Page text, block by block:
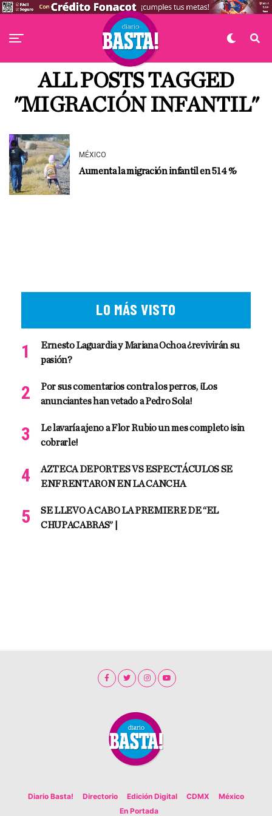
ALL POSTS TAGGED
"MIGRACIÓN INFANTIL"
MÉXICO
Aumenta la migración infantil en 514 %
LO MÁS VISTO
Ernesto Laguardia y Mariana Ochoa ¿revivirán su
pasión?
Por sus comentarios contra los perros, ¡Los
anunciantes han vetado a Pedro Sola!
Le lavaría ajeno a Flor Rubio un mes completo ¡sin
cobrarle!
AZTECA DEPORTES VS ESPECTÁCULOS SE
ENFRENTARON EN LA CANCHA
SE LLEVO A CABO LA PREMIERE DE “EL
CHUPACABRAS” |
Diario Basta! Directorio Edición Digital CDMX
México
En Portada